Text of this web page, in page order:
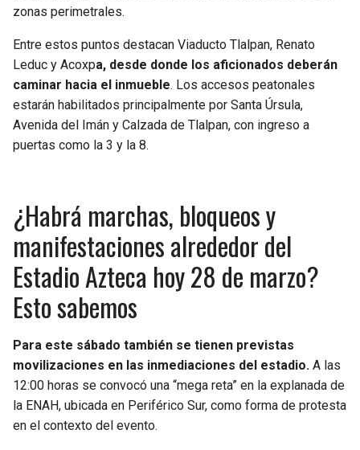
zonas perimetrales.
Entre estos puntos destacan Viaducto Tlalpan, Renato
Leduc y Acoxpa, desde donde los aficionados deberán
caminar hacia el inmueble. Los accesos peatonales
estarán habilitados principalmente por Santa Úrsula,
Avenida del Imán y Calzada de Tlalpan, con ingreso a
puertas como la 3 y la 8.
¿Habrá marchas, bloqueos y
manifestaciones alrededor del
Estadio Azteca hoy 28 de marzo?
Esto sabemos
Para este sábado también se tienen previstas
movilizaciones en las inmediaciones del estadio. A las
12:00 horas se convocó una “mega reta” en la explanada de
la ENAH, ubicada en Periférico Sur, como forma de protesta
en el contexto del evento.